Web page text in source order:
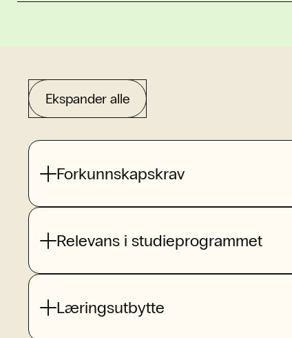
Ekspander alle
Forkunnskapskrav
Relevans i studieprogrammet
Læringsutbytte